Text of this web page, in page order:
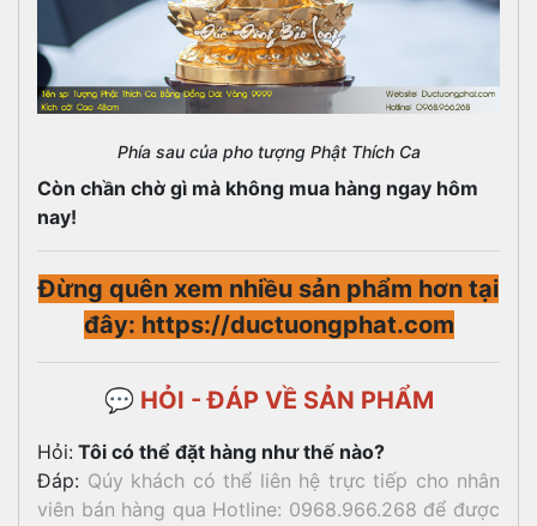
Phía sau của pho tượng Phật Thích Ca
Còn chần chờ gì mà không mua hàng ngay hôm
nay!
Đừng quên xem nhiều sản phẩm hơn tại
đây: https://ductuongphat.com
💬 HỎI - ĐÁP VỀ SẢN PHẨM
Hỏi: Tôi có thể đặt hàng như thế nào?
Đáp: Qúy khách có thể liên hệ trực tiếp cho nhân
viên bán hàng qua Hotline: 0968.966.268 để được